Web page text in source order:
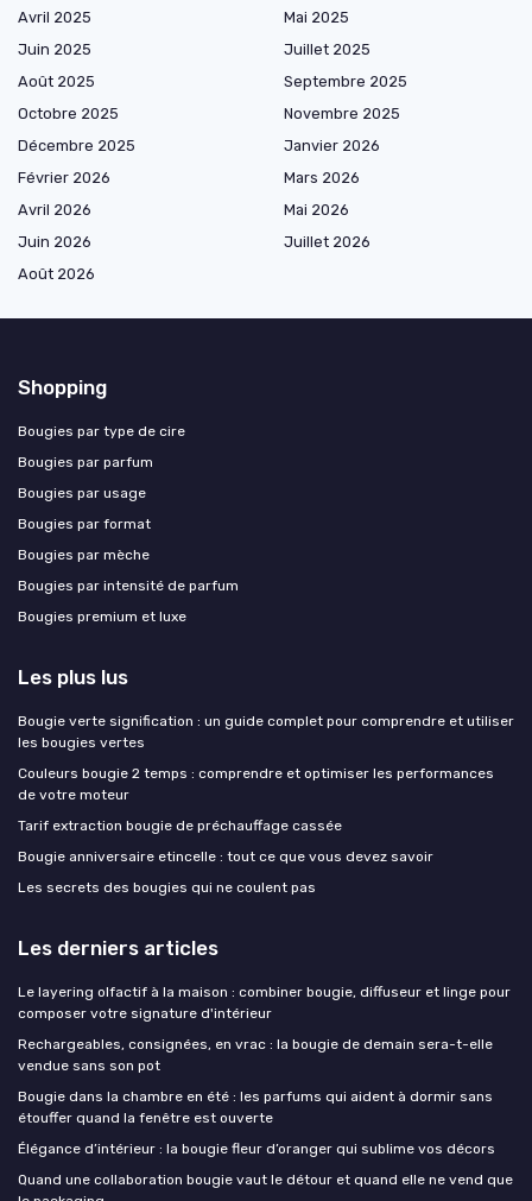
Avril 2025
Mai 2025
Juin 2025
Juillet 2025
Août 2025
Septembre 2025
Octobre 2025
Novembre 2025
Décembre 2025
Janvier 2026
Février 2026
Mars 2026
Avril 2026
Mai 2026
Juin 2026
Juillet 2026
Août 2026
Shopping
Bougies par type de cire
Bougies par parfum
Bougies par usage
Bougies par format
Bougies par mèche
Bougies par intensité de parfum
Bougies premium et luxe
Les plus lus
Bougie verte signification : un guide complet pour comprendre et utiliser
les bougies vertes
Couleurs bougie 2 temps : comprendre et optimiser les performances
de votre moteur
Tarif extraction bougie de préchauffage cassée
Bougie anniversaire etincelle : tout ce que vous devez savoir
Les secrets des bougies qui ne coulent pas
Les derniers articles
Le layering olfactif à la maison : combiner bougie, diffuseur et linge pour
composer votre signature d'intérieur
Rechargeables, consignées, en vrac : la bougie de demain sera-t-elle
vendue sans son pot
Bougie dans la chambre en été : les parfums qui aident à dormir sans
étouffer quand la fenêtre est ouverte
Élégance d’intérieur : la bougie fleur d’oranger qui sublime vos décors
Quand une collaboration bougie vaut le détour et quand elle ne vend que